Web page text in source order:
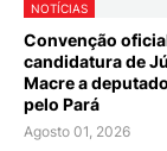
NOTÍCIAS
Convenção
candidatura de
Macre a
pelo Pará
Agosto 01, 2026